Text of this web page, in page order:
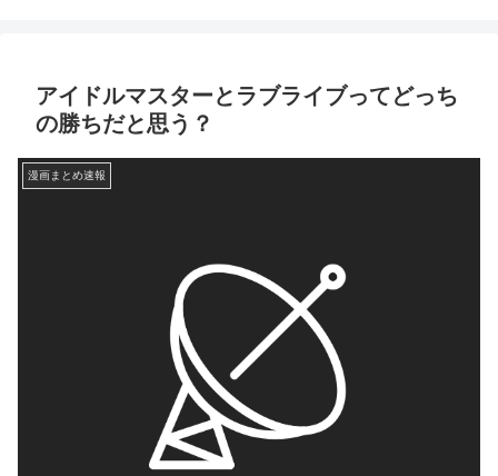
アイドルマスターとラブライブってどっち
の勝ちだと思う？
漫画まとめ速報